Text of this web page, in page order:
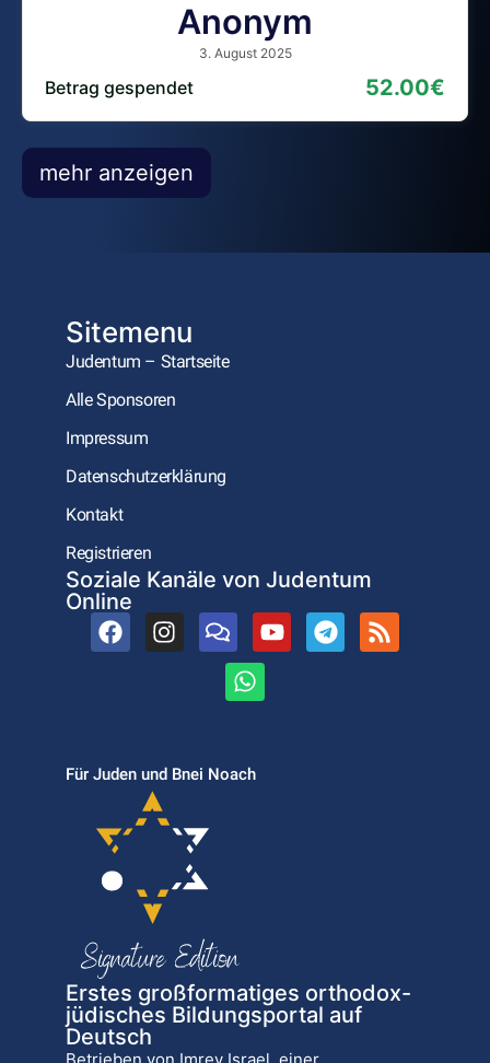
Anonym
3. August 2025
Betrag gespendet 52.00€
mehr anzeigen
Sitemenu
Judentum – Startseite
Alle Sponsoren
Impressum
Datenschutzerklärung
Kontakt
Registrieren
Soziale Kanäle von Judentum
Online
Für Juden und Bnei Noach
Erstes großformatiges orthodox-
jüdisches Bildungsportal auf
Deutsch